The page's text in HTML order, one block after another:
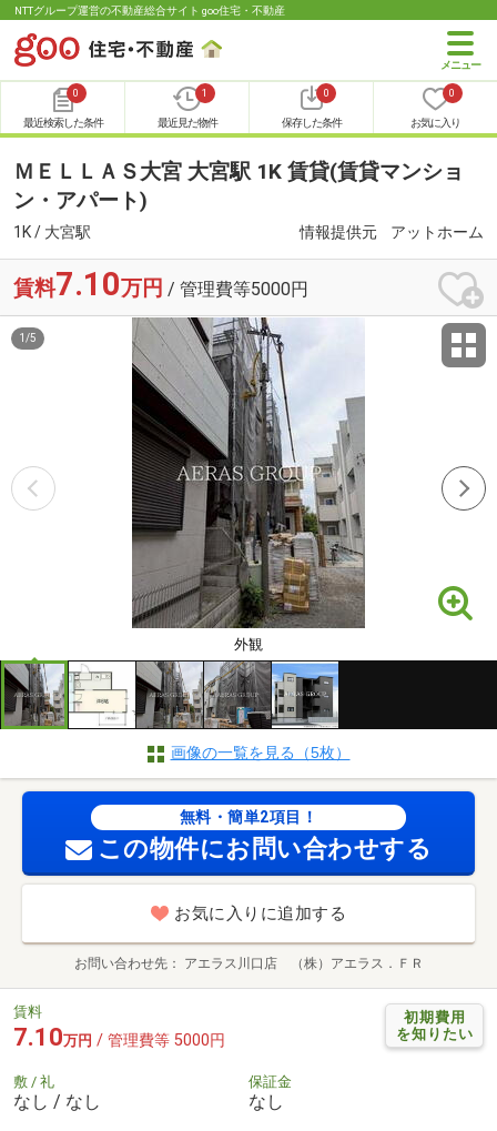
NTTグループ運営の不動産総合サイト goo住宅・不動産
0
最近検索した条件
1
最近見た物件
0
保存した条件
0
お気に入り
ＭＥＬＬＡＳ大宮 大宮駅 1K 賃貸(賃貸マンショ
ン・アパート)
1K / 大宮駅 情報提供元 アットホーム
賃料7.10万円 / 管理費等5000円
外観
1 /5
画像の一覧を見る（5枚）
無料・簡単2項目！
この物件にお問い合わせする
お気に入りに追加する
お問い合わせ先 アエラス川口店 （株）アエラス．ＦＲ
初期費用
を知りたい
賃料
7.10万円 / 管理費等 5000円
敷 / 礼
なし / なし
保証金
なし